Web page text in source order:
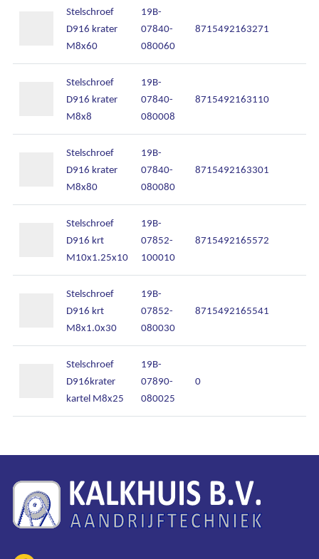
Stelschroef
D916 krater
M8x60
19B-
07840-
080060
8715492163271
Stelschroef
D916 krater
M8x8
19B-
07840-
080008
8715492163110
Stelschroef
D916 krater
M8x80
19B-
07840-
080080
8715492163301
Stelschroef
D916 krt
M10x1.25x10
19B-
07852-
100010
8715492165572
Stelschroef
D916 krt
M8x1.0x30
19B-
07852-
080030
8715492165541
Stelschroef
D916krater
kartel M8x25
19B-
07890-
080025
0